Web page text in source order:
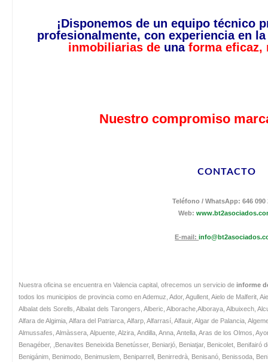
¡Disponemos de un equipo técnico
profesionalmente, con experiencia en
inmobiliarias de unaforma eficaz,
Nuestro compromiso
CONTACTO
Teléfono / WhatsApp: 646 090
Web:
E-mail:
Nuestra oficina se encuentra en Valencia capital, ofrecemos un servicio de informe
todos los municipios de provincia como en Ademuz, Ador, Agullent, Aielo de Malferit,
Albalat dels Sorells, Albalat dels Tarongers, Alberic, Alborache,Alboraya, Albuixech,
Alfara de Algimia, Alfara del Patriarca, Alfarp, Alfarrasí, Alfauir, Algar de Palancia,
Almussafes, Almàssera, Alpuente, Alzira, Andilla, Anna, Antella, Aras de los Olmos,
Benagéber, ,Benavites Beneixida Benetússer, Beniarjó, Beniatjar, Benicolet, Benifairó
Benigánim, Benimodo, Benimuslem, Beniparrell, Benirredrà, Benisanó, Benissoda,